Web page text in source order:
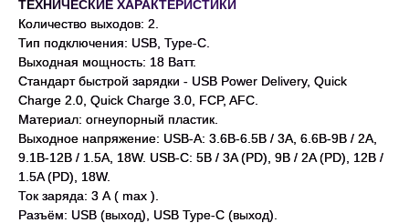
ТЕХНИЧЕСКИЕ ХАРАКТЕРИСТИКИ
Количество выходов: 2.
Тип подключения: USB, Type-C.
Выходная мощность: 18 Ватт.
Стандарт быстрой зарядки - USB Power Delivery, Quick
Charge 2.0, Quick Charge 3.0, FCP, AFC.
Материал: огнеупорный пластик.
Выходное напряжение: USB-A: 3.6В-6.5В / 3A, 6.6В-9В / 2A,
9.1В-12В / 1.5A, 18W. USB-C: 5В / 3A (PD), 9В / 2A (PD), 12В /
1.5A (PD), 18W.
Ток заряда: 3 А ( max ).
Разъём: USB (выход), USB Type-C (выход).